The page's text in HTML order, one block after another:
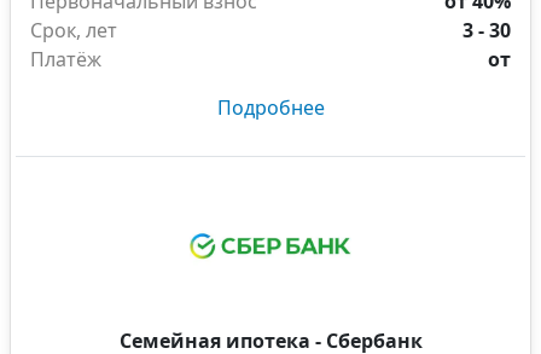
Срок, лет
3 - 30
Платёж
от
Подробнее
Семейная ипотека - Сбербанк